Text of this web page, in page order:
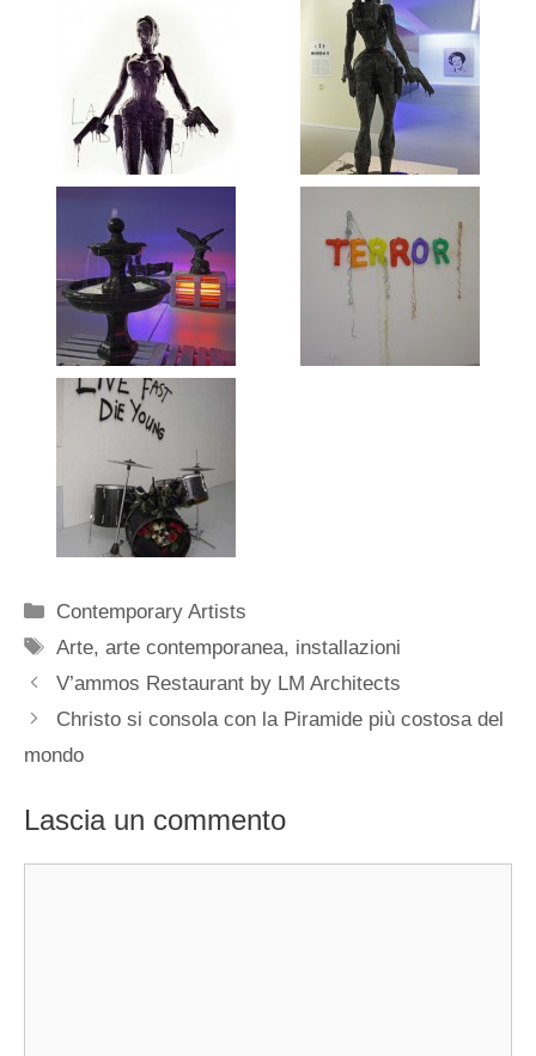
Categorie
Contemporary Artists
Tag
Arte,arte contemporanea, installazioni
V’ammos Restaurant by LM Architects
Christo si consola con la Piramide più costosa del
mondo
Lascia un commento